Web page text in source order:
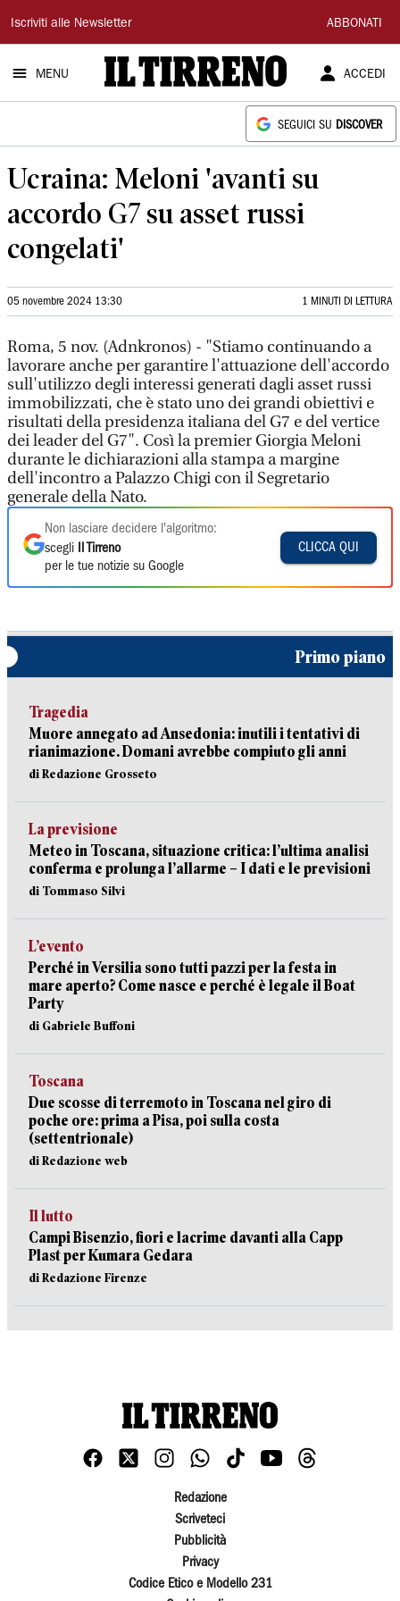
Il
Tirreno
Iscriviti alle Newsletter ABBONATI
MENU ACCEDI
SEGUICI SU DISCOVER
Ucraina: Meloni 'avanti su
accordo G7 su asset russi
congelati'
05 novembre 2024 13:30 1 MINUTI DI LETTURA
Roma, 5 nov. (Adnkronos) - "Stiamo continuando a
lavorare anche per garantire l'attuazione dell'accordo
sull'utilizzo degli interessi generati dagli asset russi
immobilizzati, che è stato uno dei grandi obiettivi e
risultati della presidenza italiana del G7 e del vertice
dei leader del G7". Così la premier Giorgia Meloni
durante le dichiarazioni alla stampa a margine
dell'incontro a Palazzo Chigi con il Segretario
generale della Nato.
Non lasciare decidere l'algoritmo:
scegli
Il Tirreno
per le tue notizie su Google
CLICCA QUI
Primo piano
Tragedia
Muore annegato ad Ansedonia: inutili i tentativi di
rianimazione. Domani avrebbe compiuto gli anni
di Redazione Grosseto
La previsione
Meteo in Toscana, situazione critica: l’ultima analisi
conferma e prolunga l’allarme – I dati e le previsioni
di Tommaso Silvi
L’evento
Perché in Versilia sono tutti pazzi per la festa in
mare aperto? Come nasce e perché è legale il Boat
Party
di Gabriele Buffoni
Toscana
Due scosse di terremoto in Toscana nel giro di
poche ore: prima a Pisa, poi sulla costa
(settentrionale)
di Redazione web
Il lutto
Campi Bisenzio, fiori e lacrime davanti alla Capp
Plast per Kumara Gedara
di Redazione Firenze
Redazione
Scriveteci
Pubblicità
Privacy
Codice Etico e Modello 231